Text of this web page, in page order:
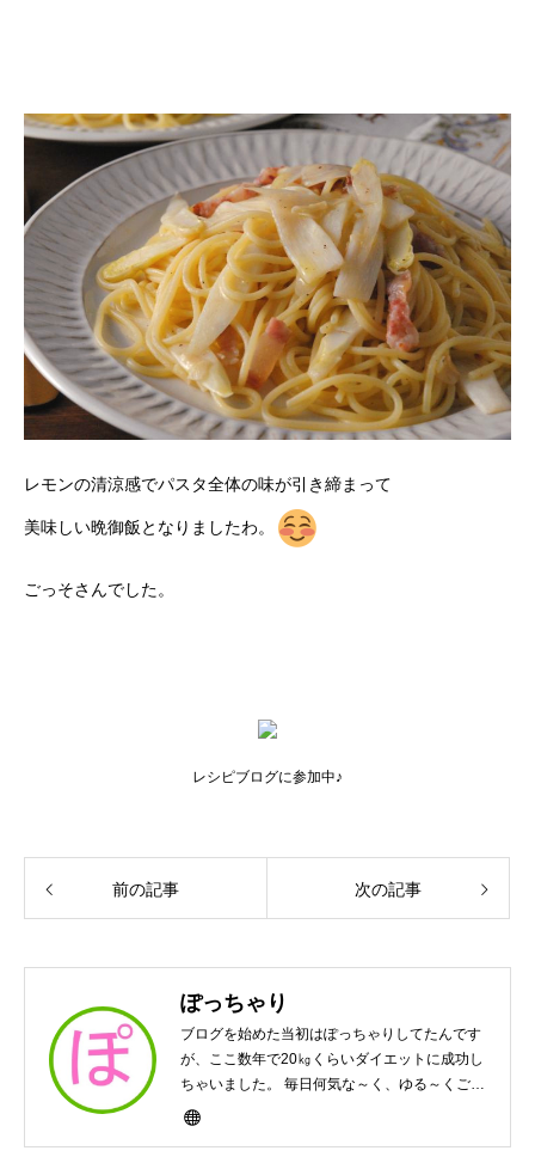
レモンの清涼感でパスタ全体の味が引き締まって
美味しい晩御飯となりましたわ。
ごっそさんでした。
レシピブログに参加中♪
前の記事 次の記事
ぽっちゃり
ブログを始めた当初はぽっちゃりしてたんです
が、ここ数年で20㎏くらいダイエットに成功し
ちゃいました。 毎日何気な～く、ゆる～くご飯
作ってますんで、ゆる～い感じで見て頂けたら